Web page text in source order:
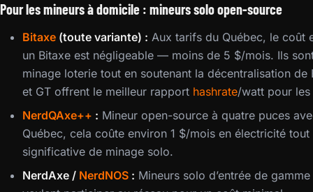
Pour les mineurs à domicile : mineurs solo open-source
Bitaxe (toute variante) : Aux tarifs du Québec, le coût
un Bitaxe est négligeable — moins de 5 $/mois. Ils
minage loterie tout en soutenant la décentralisation
et GT offrent le meilleur rapport hashrate/watt pour
NerdQAxe++ : Mineur open-source à quatre puces
Québec, cela coûte environ 1 $/mois en électricité
significative de minage solo.
NerdAxe / NerdNOS : Mineurs solo d’entrée de